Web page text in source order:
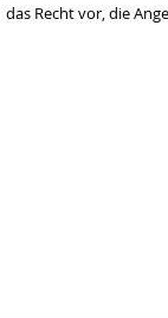
das Recht vor, die